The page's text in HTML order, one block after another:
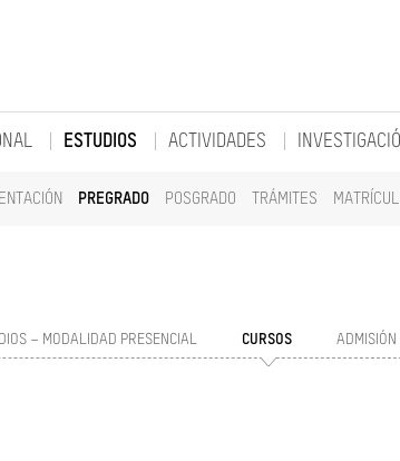
ESTUDIOS
PREGRADO POSGRADO TRÁMITES
ACTIVIDADES
– MODALIDAD PRESENCIAL CURSOS ADMISIÓN